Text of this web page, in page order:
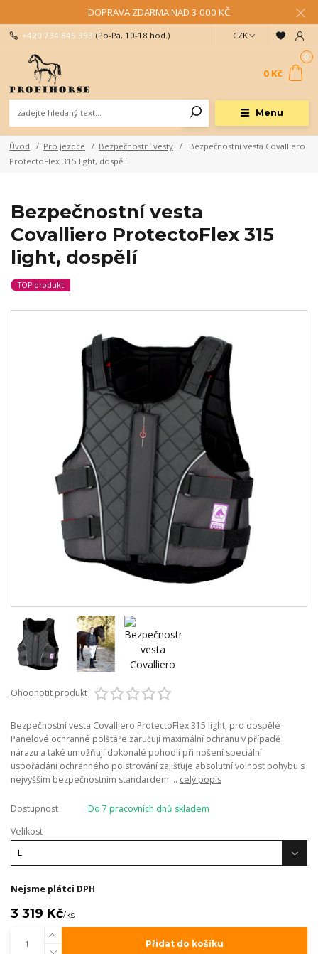
DOPRAVA ZDARMA NAD 3 000 KČ
Menu
CZK
+420 734 845 393 (Po-Pá, 10-18 hod.)
0
0 Kč
Úvod Pro jezdce Bezpečnostní vesty
Bezpečnostní vesta Covalliero
ProtectoFlex 315 light, dospělí
Bezpečnostní vesta
Covalliero ProtectoFlex 315
light, dospělí
TOP produkt
Ohodnotit produkt
Bezpečnostní vesta Covalliero ProtectoFlex 315 light, pro dospělé
Panelové ochranné polštáře zaručují maximální ochranu v případě
nárazu a také umožňují dokonalé pohodlí při nošení speciální
uspořádání ochranného polstrování zajišťuje absolutní volnost pohybu s
nejvyšším bezpečnostním standardem ... celý popis
Dostupnost
Do 7 pracovních dnů skladem
Velikost
Nejsme plátci DPH
3 319 Kč/ks
Přidat do košíku